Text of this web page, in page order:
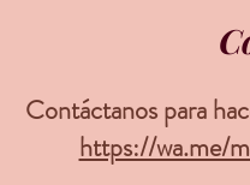
Contáctanos para
https://wa.me/